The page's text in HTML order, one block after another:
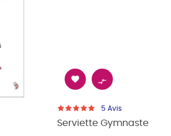
 
5 Avis
Serviette GYMNASTE